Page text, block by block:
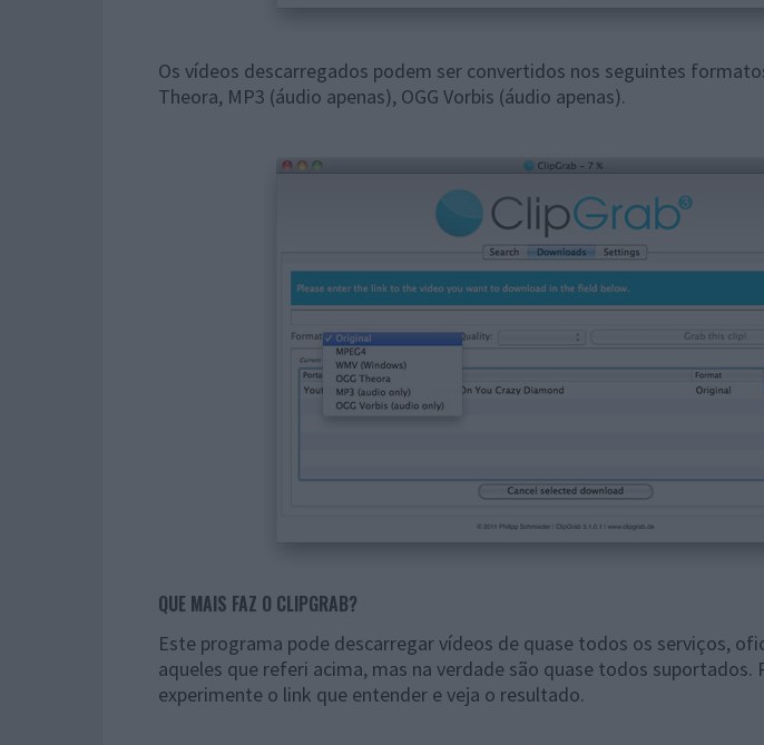
Os vídeos descarregados podem ser convertidos nos seguintes
Theora, MP3 (áudio apenas), OGG Vorbis (áudio apenas).
QUE MAIS FAZ O CLIPGRAB?
Este programa pode descarregar vídeos de quase todos os serviços,
aqueles que referi acima, mas na verdade são quase todos suportados.
experimente o link que entender e veja o resultado.